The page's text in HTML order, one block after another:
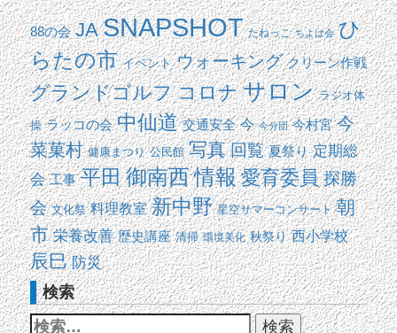
88の会 JA SNAPSHOT たねっこ ちよは会 ひ
らたの市 イベント ウォーキング クリーン作戦
グランドゴルフ コロナ サロン ラジオ体
操 ラッコの会 中仙道 交通安全 今 今分団 今村宮 今
菜菓村 健康まつり 公民館 写真 回覧 夏祭り 定期総
会 工事 平田御南西情報 愛育委員 探勝
会 文化祭 料理教室 新中野 星空サマーコンサート 朝
市 栄養改善 歴史講座 清掃 環境美化 秋祭り 西小学校
辰巳 防災
検索